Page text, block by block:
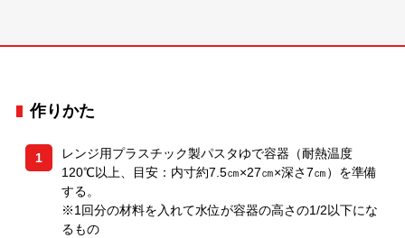
作りかた
1
レンジ用プラスチック製パスタゆで容器（耐熱温度
120℃以上、目安：内寸約7.5㎝×27㎝×深さ7㎝）を準備
する。
※1回分の材料を入れて水位が容器の高さの1/2以下にな
るもの